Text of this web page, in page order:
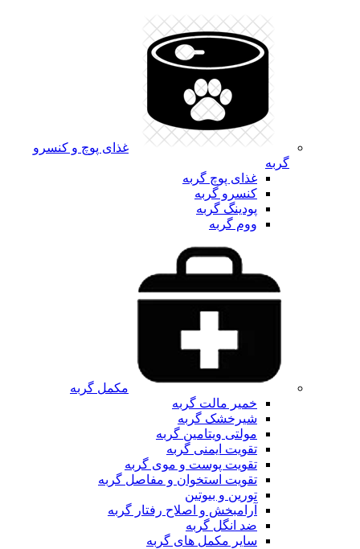
غذای پوچ و کنسرو
گربه
غذای پوچ گربه
کنسرو گربه
پودینگ گربه
ووم گربه
مکمل گربه
خمیر مالت گربه
شیرخشک گربه
مولتی ویتامین گربه
تقویت ایمنی گربه
تقویت پوست و موی گربه
تقویت استخوان و مفاصل گربه
تورین و بیوتین
آرامبخش و اصلاح رفتار گربه
ضد انگل گربه
سایر مکمل های گربه